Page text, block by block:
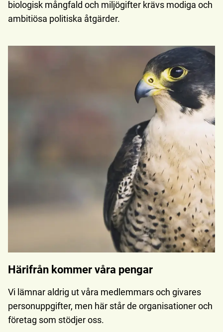
biologisk mångfald och miljögifter krävs modiga och
ambitiösa politiska åtgärder.
Härifrån kommer våra pengar
Vi lämnar aldrig ut våra medlemmars och givares
personuppgifter, men här står de organisationer och
företag som stödjer oss.